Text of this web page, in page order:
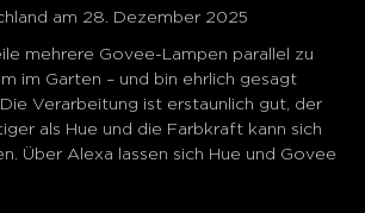
am 28. Dezember 2025
mehrere Govee-Lampen parallel zu
im Garten – und bin ehrlich gesagt
Verarbeitung ist erstaunlich gut, der
als Hue und die Farbkraft kann sich
Über Alexa lassen sich Hue und Govee